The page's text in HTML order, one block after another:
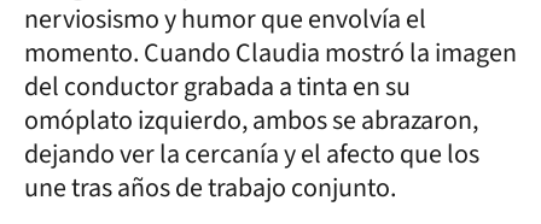
nerviosismo y humor que envolvía el
momento. Cuando Claudia mostró la imagen
del conductor grabada a tinta en su
omóplato izquierdo, ambos se abrazaron,
dejando ver la cercanía y el afecto que los
une tras años de trabajo conjunto.